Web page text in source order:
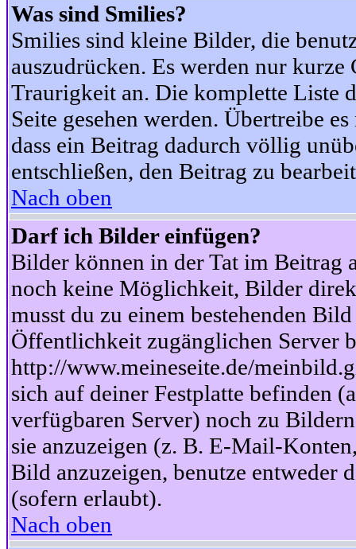
Was sind Smilies?
Smilies sind kleine Bilder, die
auszudrücken. Es werden nur
Traurigkeit an. Die komplette Liste
Seite gesehen werden. Übertreibe
dass ein Beitrag dadurch völlig
entschließen, den Beitrag zu
Nach oben
Darf ich Bilder einfügen?
Bilder können in der Tat im Beitrag
noch keine Möglichkeit, Bilder
musst du zu einem bestehenden
Öffentlichkeit zugänglichen Server
http://www.meineseite.de/
sich auf deiner Festplatte befinden
verfügbaren Server) noch zu
sie anzuzeigen (z. B. E-Mail-
Bild anzuzeigen, benutze
(sofern erlaubt).
Nach oben